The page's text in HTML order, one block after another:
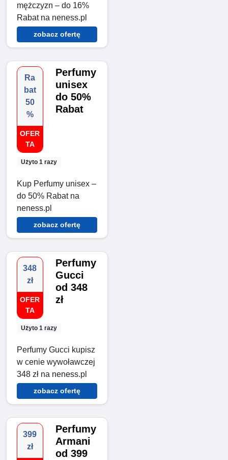
mężczyzn – do 16%
Rabat na neness.pl
zobacz ofertę
Ra
bat
50
%
OFER
TA
Użyto 1 razy
Perfumy
unisex
do 50%
Rabat
Kup Perfumy unisex –
do 50% Rabat na
neness.pl
zobacz ofertę
348
zł
OFER
TA
Użyto 1 razy
Perfumy
Gucci
od 348
zł
Perfumy Gucci kupisz
w cenie wywoławczej
348 zł na neness.pl
zobacz ofertę
399
zł
Perfumy
Armani
od 399